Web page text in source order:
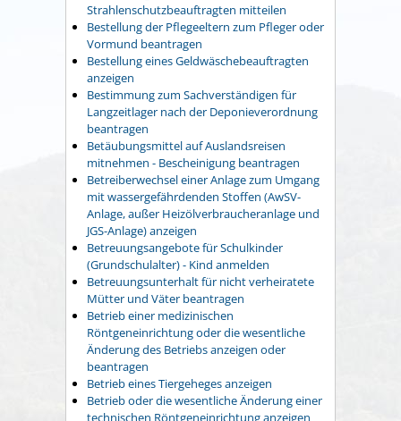
Strahlenschutzbeauftragten mitteilen
Bestellung der Pflegeeltern zum Pfleger oder
Vormund beantragen
Bestellung eines Geldwäschebeauftragten
anzeigen
Bestimmung zum Sachverständigen für
Langzeitlager nach der Deponieverordnung
beantragen
Betäubungsmittel auf Auslandsreisen
mitnehmen - Bescheinigung beantragen
Betreiberwechsel einer Anlage zum Umgang
mit wassergefährdenden Stoffen (AwSV-
Anlage, außer Heizölverbraucheranlage und
JGS-Anlage) anzeigen
Betreuungsangebote für Schulkinder
(Grundschulalter) - Kind anmelden
Betreuungsunterhalt für nicht verheiratete
Mütter und Väter beantragen
Betrieb einer medizinischen
Röntgeneinrichtung oder die wesentliche
Änderung des Betriebs anzeigen oder
beantragen
Betrieb eines Tiergeheges anzeigen
Betrieb oder die wesentliche Änderung einer
technischen Röntgeneinrichtung anzeigen